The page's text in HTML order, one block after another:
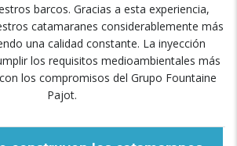
barcos. Gracias a esta experiencia,
catamaranes considerablemente más
una calidad constante. La inyección
los requisitos medioambientales más
los compromisos del Grupo Fountaine
Pajot.